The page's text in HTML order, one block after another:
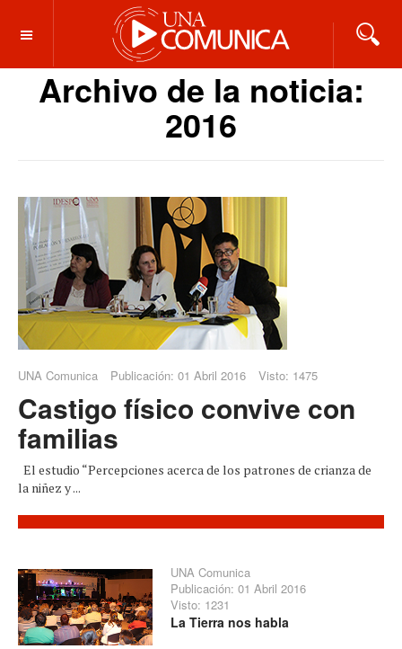
OFF CANVAS
Archivo de la noticia:
2016
UNA Comunica Publicación: 01 Abril 2016 Visto: 1475
Castigo físico convive con
familias
El estudio “Percepciones acerca de los patrones de crianza de
la niñez y ...
UNA Comunica
Publicación: 01 Abril 2016
Visto: 1231
La Tierra nos habla